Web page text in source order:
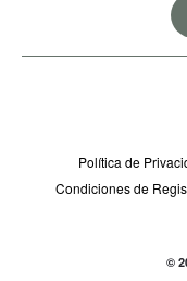
Política de
Condiciones de
©